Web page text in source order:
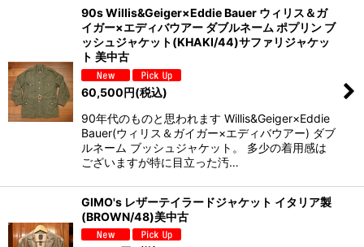
90s Willis&Geiger×Eddie Bauer ウィリス＆ガ
イガー×エディバウアー ダブルネーム ポプリン ブ
ッシュジャケット(KHAKI/44)サファリジャケッ
ト 美中古
60,500円(税込)
90年代のものと思われます Willis&Geiger×Eddie
Bauer(ウィリス＆ガイガー×エディバウアー) ダブ
ルネーム ブッシュジャケット。 多少の着用感は
ございますが特に目立った汚…
GIMO's レザーテイラードジャケット イタリア製
(BROWN/48)美中古